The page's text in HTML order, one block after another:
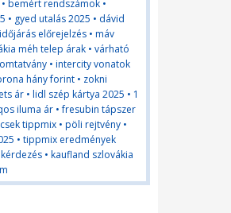
• bemért rendszámok •
• gyed utalás 2025 • dávid
előrejelzés • máv
méh telep árak • várható
• intercity vonatok
hány forint • zokni
ár • lidl szép kártya 2025 • 1
iluma ár •fresubin tápszer
tippmix • pöli rejtvény •
• tippmix eredmények
• kaufland szlovákia